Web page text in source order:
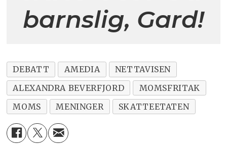
barnslig, Gard!
DEBATT AMEDIA
NETTAVISEN
ALEXANDRA BEVERFJORD
MOMSFRITAK
MOMS
MENINGER SKATTEETATEN